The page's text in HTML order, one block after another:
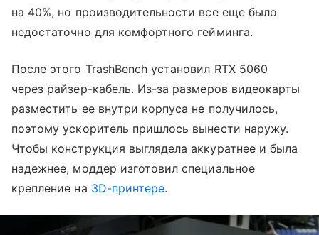
на 40%, но производительности все еще было
недостаточно для комфортного гейминга.
После этого TrashBench установил RTX 5060
через райзер-кабель. Из-за размеров видеокарты
разместить ее внутри корпуса не получилось,
поэтому ускоритель пришлось вынести наружу.
Чтобы конструкция выглядела аккуратнее и была
надежнее, моддер изготовил специальное
крепление на 3D-принтере.